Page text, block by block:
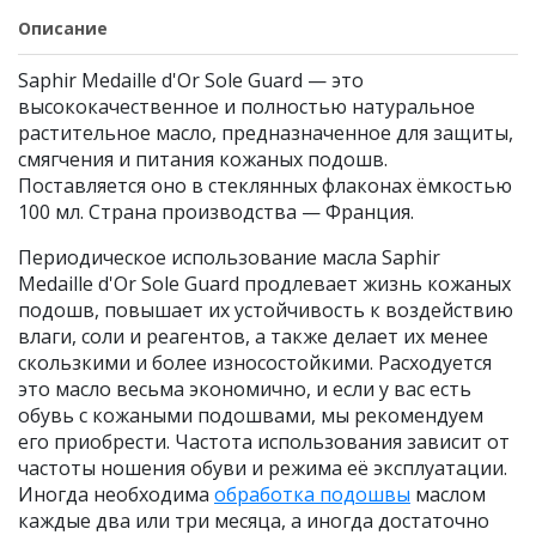
Описание
Saphir Medaille d'Or Sole Guard — это
высококачественное и полностью натуральное
растительное масло, предназначенное для защиты,
смягчения и питания кожаных подошв.
Поставляется оно в стеклянных флаконах ёмкостью
100 мл. Страна производства — Франция.
Периодическое использование масла Saphir
Medaille d'Or Sole Guard продлевает жизнь кожаных
подошв, повышает их устойчивость к воздействию
влаги, соли и реагентов, а также делает их менее
скользкими и более износостойкими. Расходуется
это масло весьма экономично, и если у вас есть
обувь с кожаными подошвами, мы рекомендуем
его приобрести. Частота использования зависит от
частоты ношения обуви и режима её эксплуатации.
Иногда необходима обработка подошвы маслом
каждые два или три месяца, а иногда достаточно